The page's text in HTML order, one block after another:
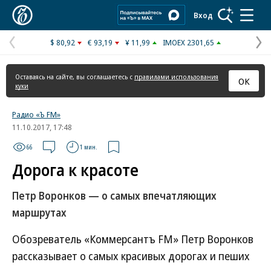
Вход
Предыдущая
страница
$ 80,92 € 93,19 ¥ 11,99 IMOEX 2301,65
Оставаясь на сайте, вы соглашаетесь с правилами использования
куки
ОК
Радио «Ъ FM»
11.10.2017, 17:48
66 1 мин.
Дорога к красоте
Петр Воронков — о самых впечатляющих
маршрутах
Обозреватель «Коммерсантъ FM» Петр Воронков
рассказывает о самых красивых дорогах и пеших